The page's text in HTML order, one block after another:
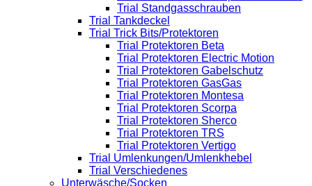
Trial Standgasschrauben
Trial Tankdeckel
Trial Trick Bits/Protektoren
Trial Protektoren Beta
Trial Protektoren Electric Motion
Trial Protektoren Gabelschutz
Trial Protektoren GasGas
Trial Protektoren Montesa
Trial Protektoren Scorpa
Trial Protektoren Sherco
Trial Protektoren TRS
Trial Protektoren Vertigo
Trial Umlenkungen/Umlenkhebel
Trial Verschiedenes
Unterwäsche/Socken